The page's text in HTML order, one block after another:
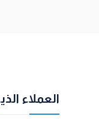
العملاء